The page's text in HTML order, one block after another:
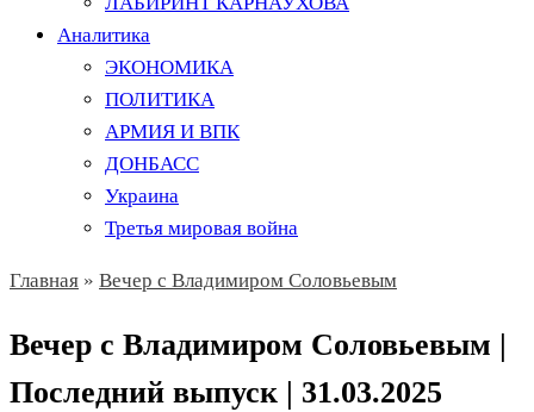
Аналитика
ЭКОНОМИКА
ПОЛИТИКА
АРМИЯ И ВПК
ДОНБАСС
Украина
Третья мировая война
Главная » Вечер с Владимиром Соловьевым
Вечер с Владимиром Соловьевым |
Последний выпуск | 31.03.2025